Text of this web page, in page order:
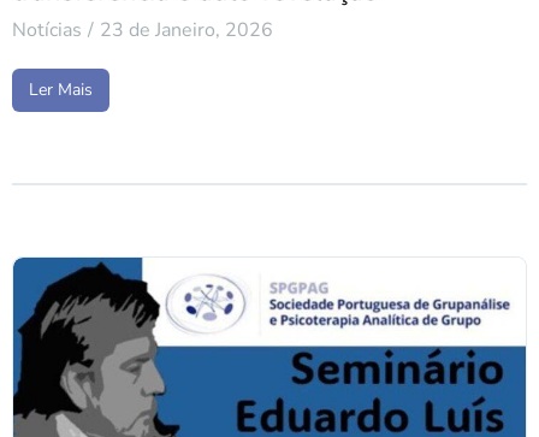
Notícias 23 de Janeiro, 2026
Ler Mais